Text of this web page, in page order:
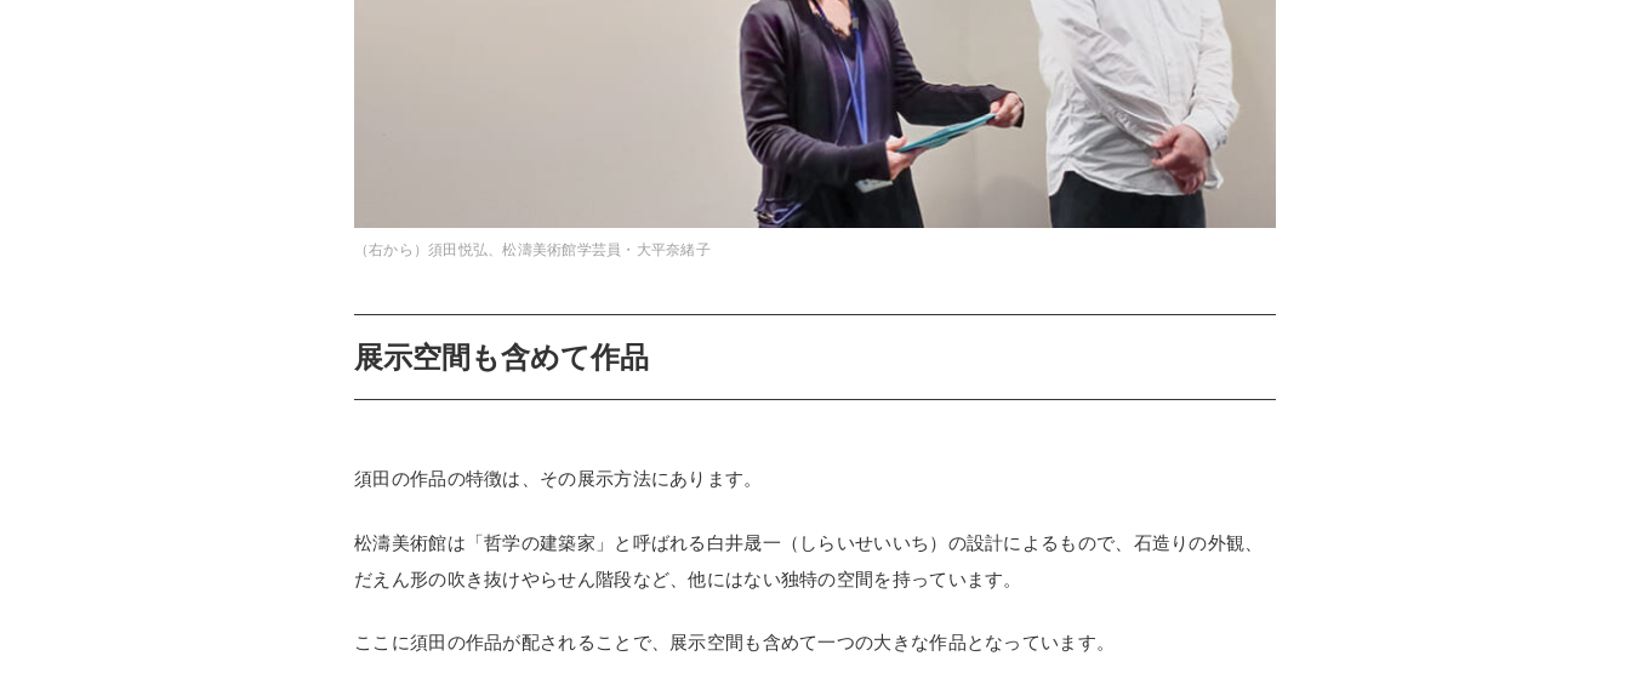
（右から）須田悦弘、松濤美術館学芸員・大平奈緒子
展示空間も含めて作品
須田の作品の特徴は、その展示方法にあります。
松濤美術館は「哲学の建築家」と呼ばれる白井晟一（しらいせいいち）の設計によるもので、石造りの外観、
だえん形の吹き抜けやらせん階段など、他にはない独特の空間を持っています。
ここに須田の作品が配されることで、展示空間も含めて一つの大きな作品となっています。